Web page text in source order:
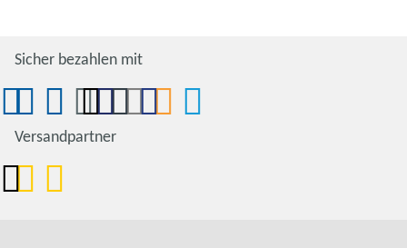
Sicher bezahlen mit
Versandpartner